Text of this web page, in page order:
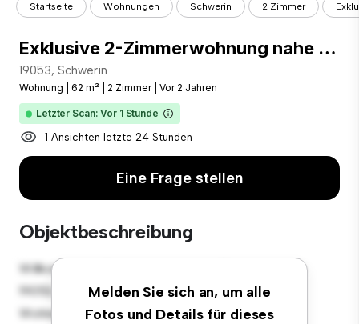
Startseite Wohnungen Schwerin 2 Zimmer
Exklusive 2-Zimmerwohnung nahe Schweriner Pfaffenteich zur Miete!
19053, Schwerin
Wohnung 62 m² 2 Zimmer Vor 2 Jahren
Letzter Scan: Vor 1 Stunde
1 Ansichten letzte 24 Stunden
Eine Frage stellen
Objektbeschreibung
Melden Sie sich an, um alle
Fotos und Details für dieses
Willkommen in Ihrem neuen urbanen Rückzugsort in
19053, Schwerin! Diese moderne 2 Schlafzimmer-
Wohnung bietet einen stilvollen und gemütlichen